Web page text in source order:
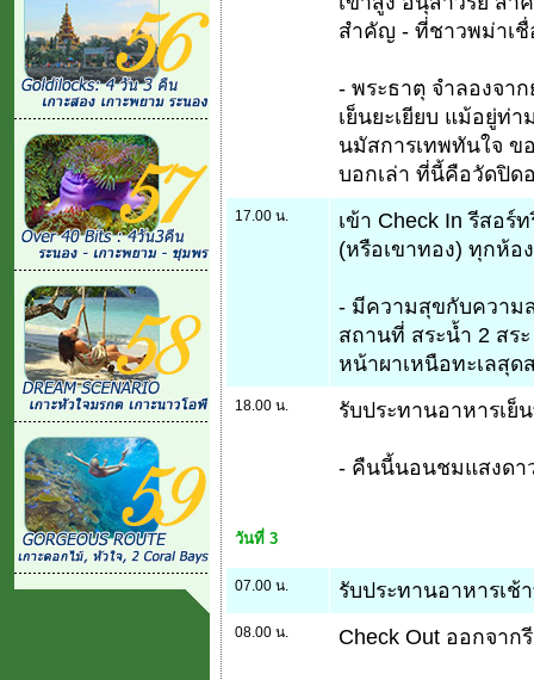
สำคัญ - ที่ชาวพม่าเชื่
- พระธาตุ จำลองจา
เย็นยะเยียบ แม้อยู่ท่
นมัสการเทพทันใจ ข
บอกเล่า ที่นี้คือวัดปิดอ
17.00 น.
เข้า Check In รีสอ
(หรือเขาทอง) ทุกห้อ
- มีความสุขกับความ
สถานที่ สระน้ำ 2 สร
หน้าผาเหนือทะเลสุด
18.00 น. รับประทานอาหารเย็
- คืนนี้นอนชมแสงดา
วันที่ 3
07.00 น. รับประทานอาหารเช้
08.00 น. Check Out ออกจาก